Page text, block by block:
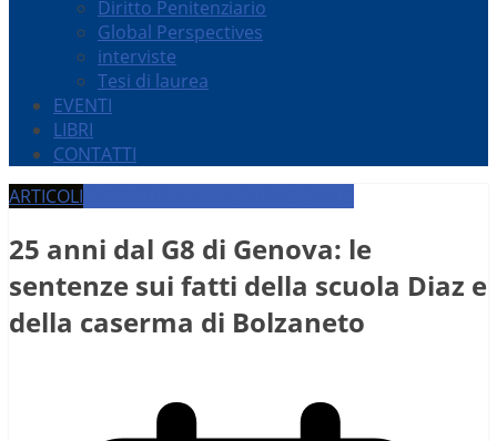
Diritto Penitenziario
Global Perspectives
interviste
Tesi di laurea
EVENTI
LIBRI
CONTATTI
ARTICOLI
25 anni dal G8 di Genova: le
sentenze sui fatti della scuola Diaz e
della caserma di Bolzaneto